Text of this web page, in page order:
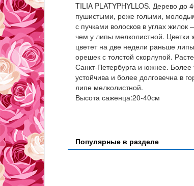
TILIA PLATYPHYLLOS. Дерево до
пушистыми, реже голыми,
с пучками волосков в углах
чем у липы мелколистной. Цветки
цветет на две недели раньше
орешек с толстой скорлупой.
Санкт-Петербурга и южнее. Более
устойчива и более долговечна в
липе мелколистной.
Высота саженца:20-40см
Популярные в разделе